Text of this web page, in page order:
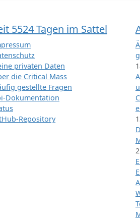
5524 Tagen im Sattel
privaten Daten
die Critical Mass
gestellte Fragen
Dokumentation
Repository